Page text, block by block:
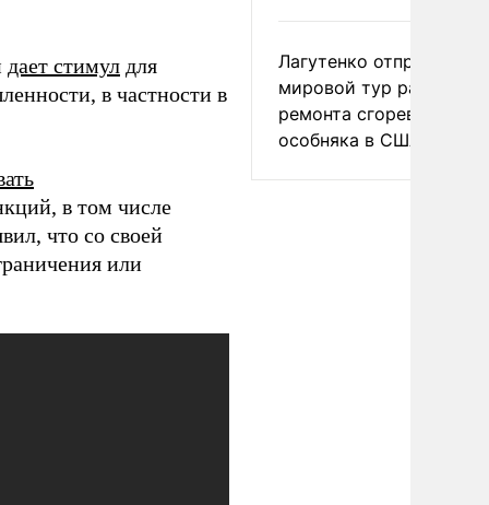
дает стимул для
в частности в
в том числе
что со своей
или
Лагутенко отправился в
мировой тур ради
ремонта сгоревшего
особняка в США